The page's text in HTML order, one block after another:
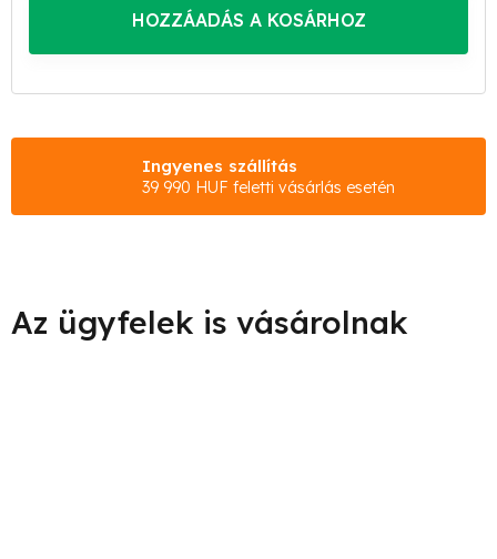
HOZZÁADÁS A KOSÁRHOZ
Ingyenes szállítás
39 990 HUF feletti vásárlás esetén